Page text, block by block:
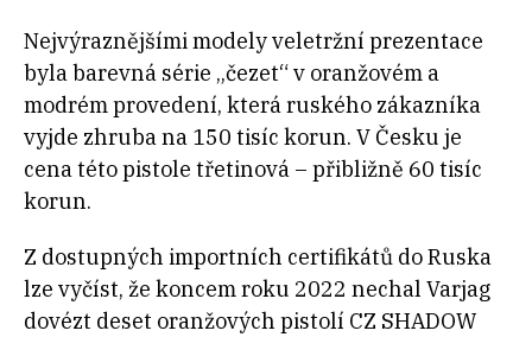
Nejvýraznějšími modely veletržní prezentace
byla barevná série „čezet“ v oranžovém a
modrém provedení, která ruského zákazníka
vyjde zhruba na 150 tisíc korun. V Česku je
cena této pistole třetinová – přibližně 60 tisíc
korun.
Z dostupných importních certifikátů do Ruska
lze vyčíst, že koncem roku 2022 nechal Varjag
dovézt deset oranžových pistolí CZ SHADOW